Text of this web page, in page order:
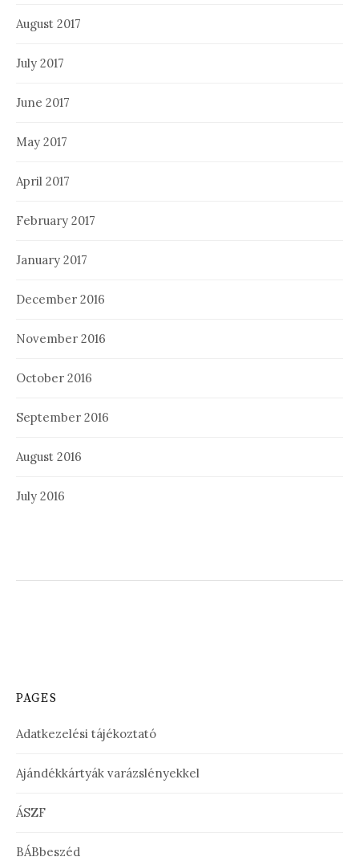
August 2017
July 2017
June 2017
May 2017
April 2017
February 2017
January 2017
December 2016
November 2016
October 2016
September 2016
August 2016
July 2016
PAGES
Adatkezelési tájékoztató
Ajándékkártyák varázslényekkel
ÁSZF
BÁBbeszéd